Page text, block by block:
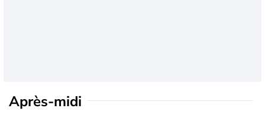
Après-midi